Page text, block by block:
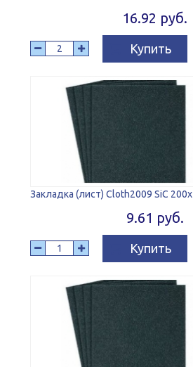
16.92 руб.
Купить
Закладка (лист) Cloth2009 SiC
9.61 руб.
Купить